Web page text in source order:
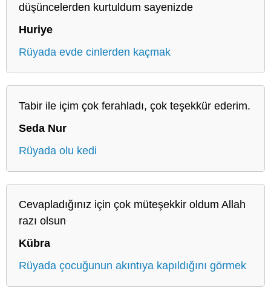
düşüncelerden kurtuldum sayenizde
Huriye
Rüyada evde cinlerden kaçmak
Tabir ile içim çok ferahladı, çok teşekkür ederim.
Seda Nur
Rüyada olu kedi
Cevapladığınız için çok müteşekkir oldum Allah
razı olsun
Kübra
Rüyada çocuğunun akıntıya kapıldığını görmek